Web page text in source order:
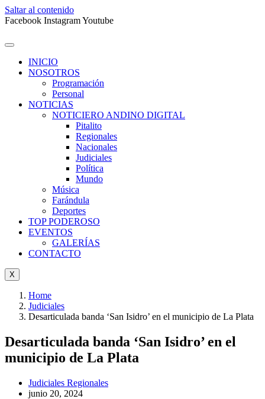
Saltar al contenido
Facebook InstagramYoutube
INICIO
NOSOTROS
Programación
Personal
NOTICIAS
NOTICIERO ANDINO DIGITAL
Pitalito
Regionales
Nacionales
Judiciales
Política
Mundo
Música
Farándula
Deportes
TOP PODEROSO
EVENTOS
GALERÍAS
CONTACTO
X
Home
Judiciales
Desarticulada banda ‘San Isidro’ en el municipio de La Plata
Desarticulada banda ‘San Isidro’ en el
municipio de La Plata
Judiciales Regionales
junio 20, 2024